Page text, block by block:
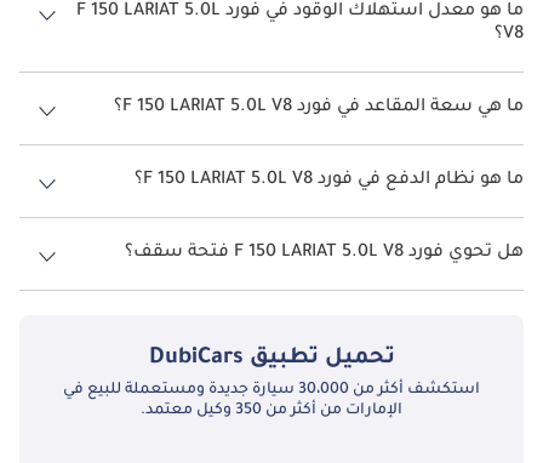
ما هو معدل استهلاك الوقود في فورد F 150 LARIAT 5.0L
V8؟
يبلغ معدل استهلاك الوقود المقترح من الشركة المصنعة لسيارة فورد F 150
2026 من 6 كم/ليتر - 10 كم/ليتر.
ما هي سعة المقاعد في فورد F 150 LARIAT 5.0L V8؟
تتسع فورد F 150 LARIAT 5.0L V8 لأ 5 أشخاص.
ما هو نظام الدفع في فورد F 150 LARIAT 5.0L V8؟
نظام الدفع في فورد F 150 Four Wheel Drive LARIAT 5.0L V8.
هل تحوي فورد F 150 LARIAT 5.0L V8 فتحة سقف؟
نعم توفر فورد F 150 LARIAT 5.0L V8 فتحة السقف كخيار.
تحميل تطبيق DubiCars
استكشف أكثر من 30،000 سيارة جديدة ومستعملة للبيع في
الإمارات من أكثر من 350 وكيل معتمد.